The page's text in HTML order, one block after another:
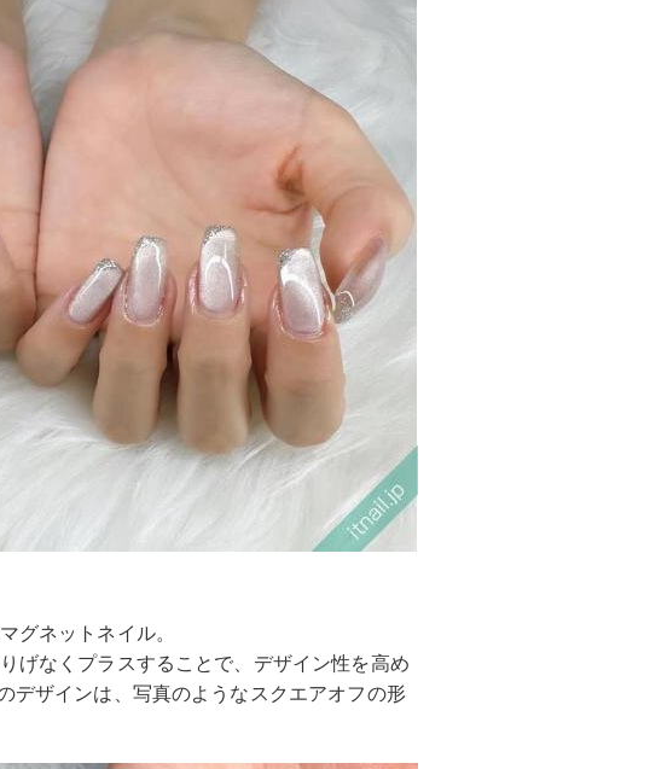
グネットネイル。
げなくプラスすることで、デザイン性を高め
ザインは、写真のようなスクエアオフの形